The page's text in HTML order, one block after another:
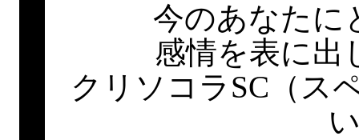
今のあなたに
感情を表に出
クリソコラSC（ス